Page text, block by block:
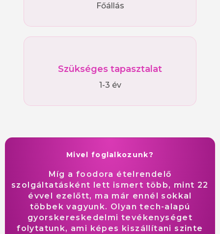
Főállás
Szükséges tapasztalat
1-3 év
Mivel foglalkozunk?
Míg a foodora ételrendelő
szolgáltatásként lett ismert több, mint 22
évvel ezelőtt, ma már ennél sokkal
többek vagyunk. Olyan tech-alapú
gyorskereskedelmi tevékenységet
folytatunk, ami képes kiszállítani szinte